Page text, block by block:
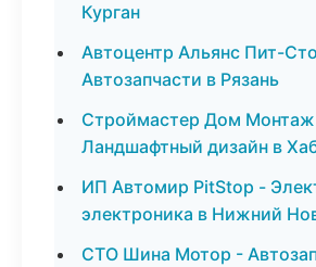
Курган
Автоцентр Альянс Пит-
Автозапчасти в Рязань
Строймастер Дом
Ландшафтный дизайн в
ИП Автомир PitStop -
электроника в Нижний
СТО Шина Мотор -